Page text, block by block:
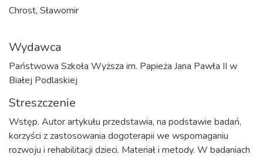
Chrost, Sławomir
Wydawca
Państwowa Szkoła Wyższa im. Papieża Jana Pawła II w
Białej Podlaskiej
Streszczenie
Wstęp. Autor artykułu przedstawia, na podstawie badań,
korzyści z zastosowania dogoterapii we wspomaganiu
rozwoju i rehabilitacji dzieci. Materiał i metody. W badaniach